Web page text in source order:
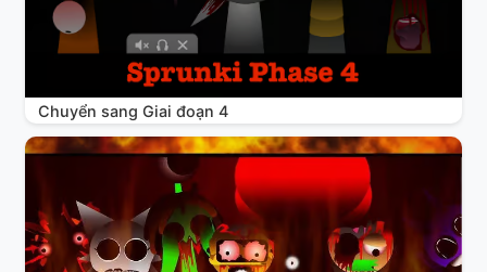
Chuyển sang Giai đoạn 4